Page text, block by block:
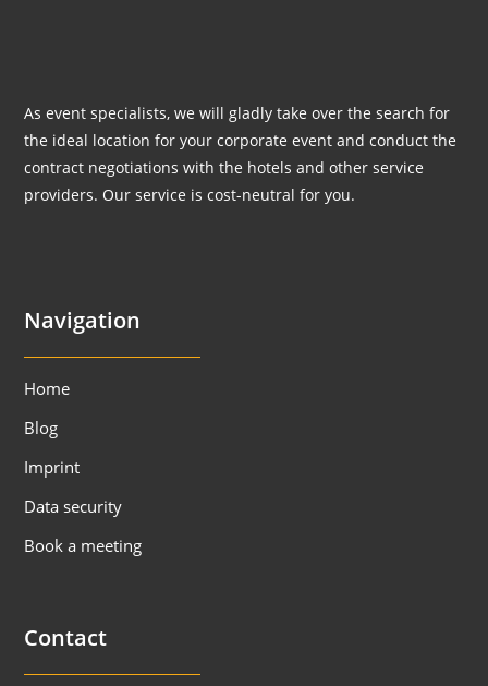
As event specialists, we will gladly take over the search for
the ideal location for your corporate event and conduct the
contract negotiations with the hotels and other service
providers. Our service is cost-neutral for you.
Navigation
Home
Blog
Imprint
Data security
Book a meeting
Contact